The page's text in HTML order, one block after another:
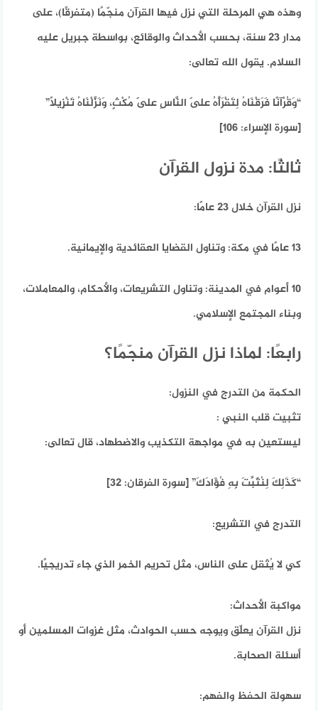
وهذه هي المرحلة التي نزل فيها القرآن منجّمًا (متفرقًا)، على
مدار 23 سنة، بحسب الأحداث والوقائع، بواسطة جبريل عليه
السلام. يقول الله تعالى:
“وَقُرْآنًا فَرَقْنَاهُ لِتَقْرَأَهُ عَلَى النَّاسِ عَلَى مُكْثٍ، وَنَزَّلْنَاهُ تَنْزِيلًا”
[سورة الإسراء: 106]
ثالثًا: مدة نزول القرآن
نزل القرآن خلال 23 عامًا:
13 عامًا في مكة: وتناول القضايا العقائدية والإيمانية.
10 أعوام في المدينة: وتناول التشريعات، والأحكام، والمعاملات،
وبناء المجتمع الإسلامي.
رابعًا: لماذا نزل القرآن منجّمًا؟
الحكمة من التدرج في النزول:
تثبيت قلب النبي :
ليستعين به في مواجهة التكذيب والاضطهاد، قال تعالى:
“كَذَٰلِكَ لِنُثَبِّتَ بِهِ فُؤَادَكَ” [سورة الفرقان: 32]
التدرج في التشريع:
كي لا يُثقل على الناس، مثل تحريم الخمر الذي جاء تدريجيًا.
مواكبة الأحداث:
نزل القرآن يعلّق ويوجه حسب الحوادث، مثل غزوات المسلمين أو
أسئلة الصحابة.
سهولة الحفظ والفهم: